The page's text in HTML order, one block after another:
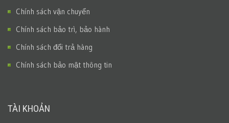
Chính sách vận chuyển
Chính sách bảo trì, bảo hành
Chính sách đổi trả hàng
Chính sách bảo mật thông tin
TÀI KHOẢN